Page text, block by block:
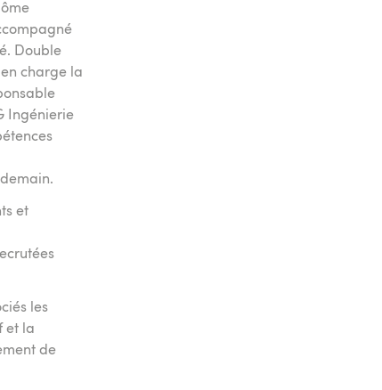
Double
charge la
Ingénierie
et
les
et la
de